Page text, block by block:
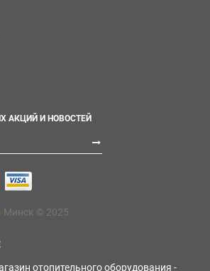
АКЦИЙ И НОВОСТЕЙ
Минск © 2025
отопительного оборудования -